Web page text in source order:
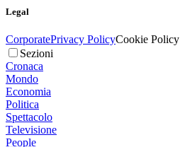
Legal
CorporatePrivacy PolicyCookie Policy
Sezioni
Cronaca
Mondo
Economia
Politica
Spettacolo
Televisione
People